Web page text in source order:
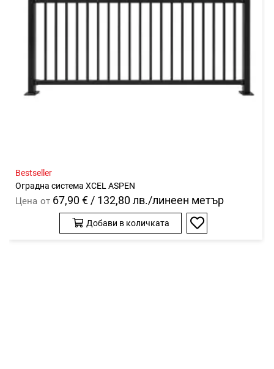
Bestseller
Оградна система XCEL ASPEN
Цена от 67,90 € / 132,80 лв./линеен метър
Добави в количката
Добави